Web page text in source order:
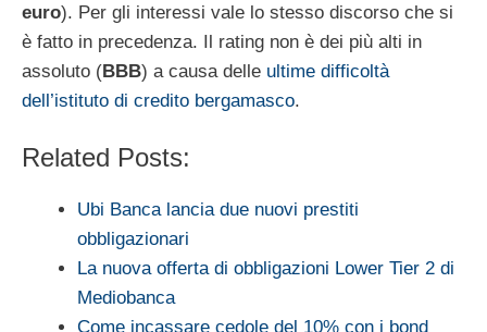
euro). Per gli interessi vale lo stesso discorso che si
è fatto in precedenza. Il rating non è dei più alti in
assoluto (BBB) a causa delle ultime difficoltà
dell’istituto di credito bergamasco.
Related Posts:
Ubi Banca lancia due nuovi prestiti
obbligazionari
La nuova offerta di obbligazioni Lower Tier 2 di
Mediobanca
Come incassare cedole del 10% con i bond